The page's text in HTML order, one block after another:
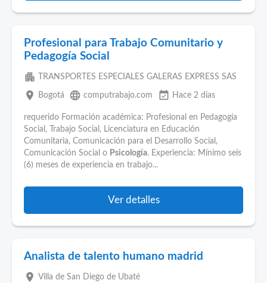
Profesional para Trabajo Comunitario y
Pedagogía Social
apartment TRANSPORTES ESPECIALES GALERAS EXPRESS SAS
place Bogotá language computrabajo.com event_available Hace 2 días
requerido Formación académica: Profesional en Pedagogía
Social, Trabajo Social, Licenciatura en Educación
Comunitaria, Comunicación para el Desarrollo Social,
Comunicación Social o Psicología. Experiencia: Mínimo seis
(6) meses de experiencia en trabajo...
Ver detalles
Analista de talento humano madrid
place Villa de San Diego de Ubaté